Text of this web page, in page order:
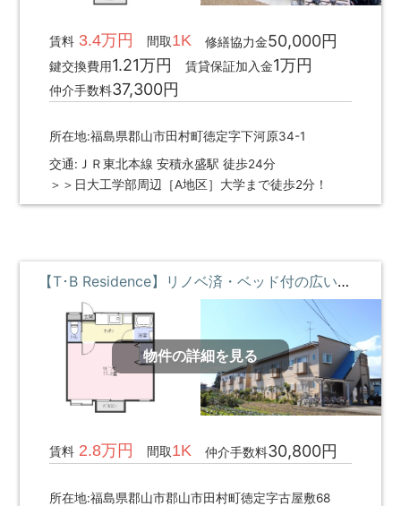
賃料3.4万円 間取1K 修繕協力金50,000円
鍵交換費用1.21万円 賃貸保証加入金1万円
仲介手数料37,300円
所在地:福島県郡山市田村町徳定字下河原34-1
交通:ＪＲ東北本線 安積永盛駅 徒歩24分
＞＞日大工学部周辺［A地区］大学まで徒歩2分！
【T･B Residence】リノベ済・ベッド付の広い部屋 ②階 **即入居募集中**
物件の詳細を見る
賃料2.8万円 間取1K 仲介手数料30,800円
所在地:福島県郡山市郡山市田村町徳定字古屋敷68